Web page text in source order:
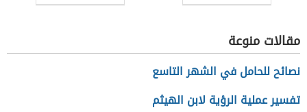
للعمل
مقالات منوعة
نصائح للحامل في الشهر التاسع
تفسير عملية الرؤية لابن الهيثم